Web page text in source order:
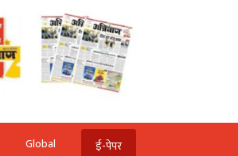
Global ई-पेपर